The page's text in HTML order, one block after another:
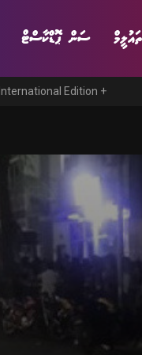
ތައުލީމް ސަން ޕޮޑްކާސްޓް
ލައިފްސްޓައިލް
International Edition +